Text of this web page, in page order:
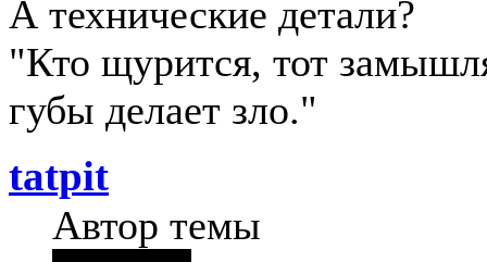
А технические детали?
"Кто щурится, тот
губы делает зло."
tatpit
Автор темы